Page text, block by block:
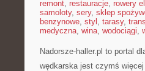
remont, restauracje, rowery
samoloty, sery, sklep
benzynowe, styl , tarasy,
medyczna, wina, wodociągi,
Nadorsze-haller.pl to portal
wędkarska jest czymś